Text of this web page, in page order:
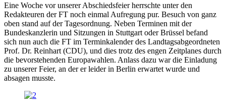
Eine Woche vor unserer Abschiedsfeier herrschte unter den
Redakteuren der FT noch einmal Aufregung pur. Besuch von ganz
oben stand auf der Tagesordnung. Neben Terminen mit der
Bundeskanzlerin und Sitzungen in Stuttgart oder Brüssel befand
sich nun auch die FT im Terminkalender des Landtagsabgeordneten
Prof. Dr. Reinhart (CDU), und dies trotz des engen Zeitplanes durch
die bevorstehenden Europawahlen. Anlass dazu war die Einladung
zu unserer Feier, an der er leider in Berlin erwartet wurde und
absagen musste.